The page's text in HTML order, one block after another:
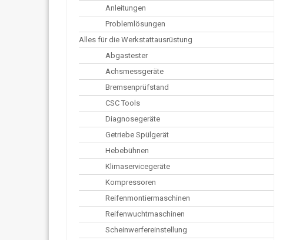
Anleitungen
Problemlösungen
Alles für die Werkstattausrüstung
Abgastester
Achsmessgeräte
Bremsenprüfstand
CSC Tools
Diagnosegeräte
Getriebe Spülgerät
Hebebühnen
Klimaservicegeräte
Kompressoren
Reifenmontiermaschinen
Reifenwuchtmaschinen
Scheinwerfereinstellung